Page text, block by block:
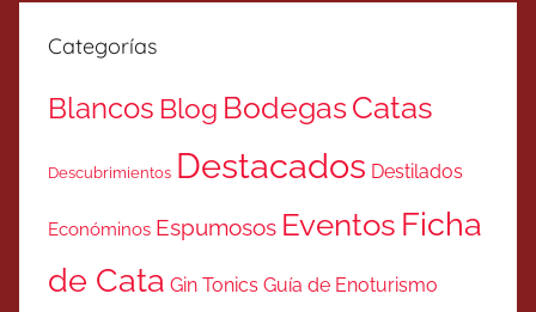
Categorías
Blancos Blog BodegasCatas
Descubrimientos Destacados Destilados
Económinos Espumosos Eventos Ficha
de Cata Gin Tonics Guía de Enoturismo